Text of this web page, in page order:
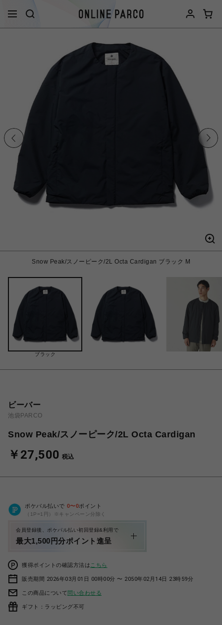
Snow Peak/スノーピーク/2L Octa Cardigan ブラック M
ブラック
ビーバー
池袋PARCO
Snow Peak/スノーピーク/2L Octa Cardigan
￥27,500 税込
ポケパル払いで 0〜0ポイント
（1P=1円）※キャンペーン分除く
会員登録後、ポケパル払い初回登録&利用で
最大1,500円分ポイント進呈
獲得ポイントの確認方法は こちら
販売期間 2026年03月01日 00時00分 〜 2050年02月14日 23時59分
この商品について問い合わせる
ギフト：ラッピング不可